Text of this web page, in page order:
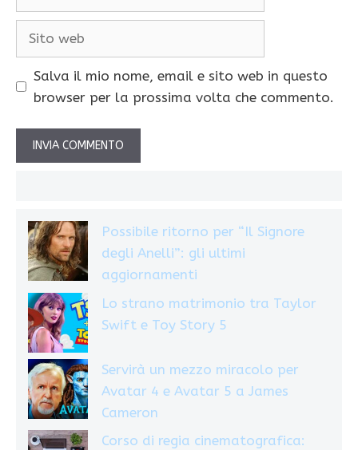
Salva il mio nome, email e sito web in questo
browser per la prossima volta che commento.
Possibile ritorno per “Il Signore
degli Anelli”: gli ultimi
aggiornamenti
Lo strano matrimonio tra Taylor
Swift e Toy Story 5
Servirà un mezzo miracolo per
Avatar 4 e Avatar 5 a James
Cameron
Corso di regia cinematografica: